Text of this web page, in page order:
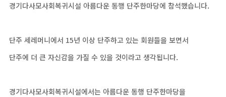
경기다사모사회복귀시설 아름다운 동행 단주한마당에 참석했습니다.
단주 세레머니에서 15년 이상 단주하고 있는 회원들을 보면서
단주에 더 큰 자신감을 가질 수 있을 것이라고 생각됩니다.
경기다사모사회복귀시설에서는 아름다운 동행 단주한마당을